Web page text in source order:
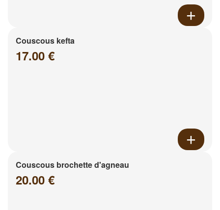
Couscous kefta
17.00 €
Couscous brochette d'agneau
20.00 €